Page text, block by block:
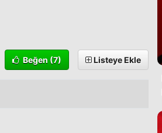
Beğen (7) Listeye Ekle